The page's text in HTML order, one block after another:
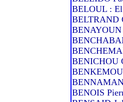
BELOUL :
BELTRAND
BENICHOU
BENOIS